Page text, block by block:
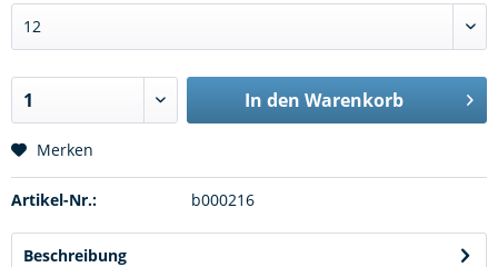
In den Warenkorb
Merken
Artikel-Nr.: b000216
Beschreibung